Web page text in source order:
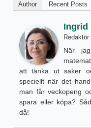
Author Recent Posts
Ingrid
När
att tänka ut saker
speciellt när det
man får veckopeng
spara eller köpa?
då!